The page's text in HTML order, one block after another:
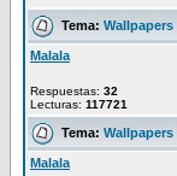
Tema: Wallpapers
Malala
Respuestas: 32
Lecturas: 117721
Tema: Wallpapers
Malala